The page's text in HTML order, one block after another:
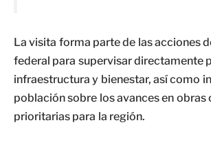
La visita forma parte de las acciones
federal para supervisar directamente
infraestructura y bienestar, así como
población sobre los avances en obras
prioritarias para la región.